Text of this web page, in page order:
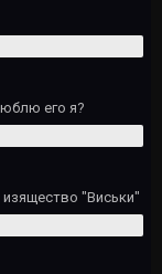
его я?
"Виськи"